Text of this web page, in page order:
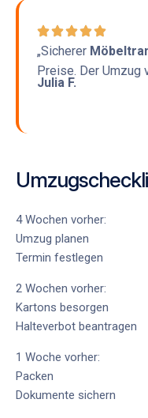
„Sicherer
Preise. Der Umzug
Julia F.
4 Wochen vorher:
Umzug planen
Termin festlegen
2 Wochen vorher:
Kartons besorgen
Halteverbot beantragen
1 Woche vorher:
Packen
Dokumente sichern